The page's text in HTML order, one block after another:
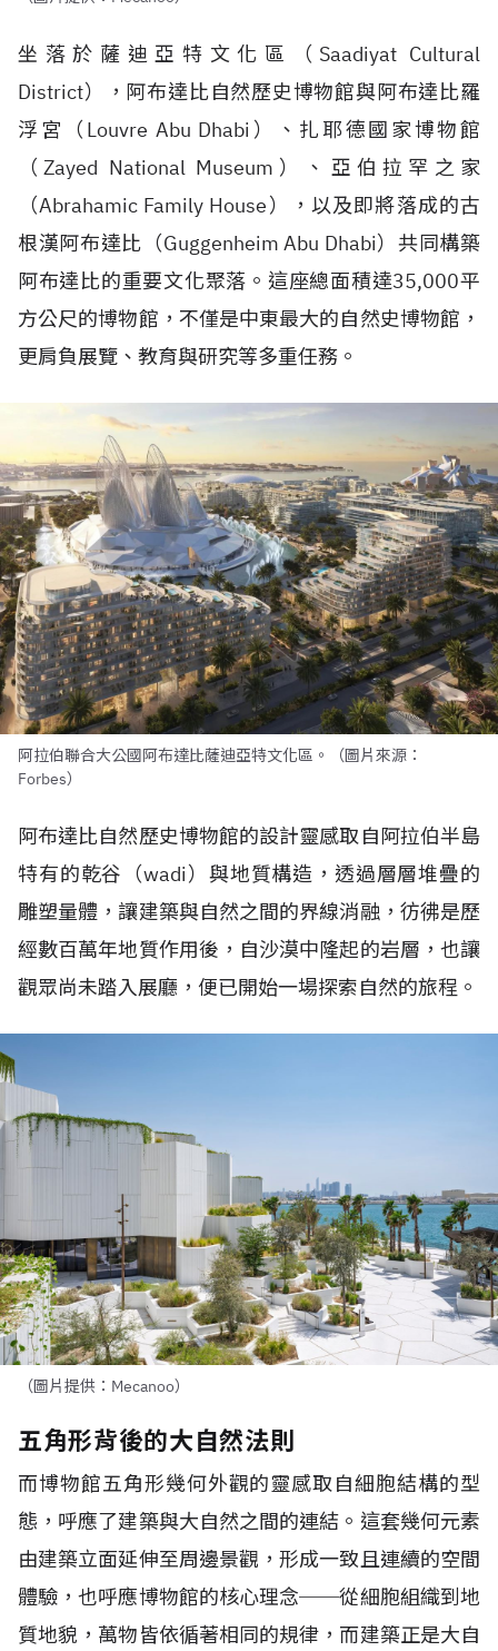
坐落於薩迪亞特文化區（ Saadiyat Cultural
District），阿布達比自然歷史博物館與阿布達比羅
浮宮（ Louvre Abu Dhabi ）、扎耶德國家博物館
（Zayed National Museum ）、亞伯拉罕之家
（Abrahamic Family House），以及即將落成的古
根漢阿布達比（Guggenheim Abu Dhabi）共同構築
阿布達比的重要文化聚落。這座總面積達35,000平
方公尺的博物館，不僅是中東最大的自然史博物館，
更肩負展覽、教育與研究等多重任務。
阿拉伯聯合大公國阿布達比薩迪亞特文化區。（圖片來源：
Forbes）
阿布達比自然歷史博物館的設計靈感取自阿拉伯半島
特有的乾谷（wadi）與地質構造，透過層層堆疊的
雕塑量體，讓建築與自然之間的界線消融，彷彿是歷
經數百萬年地質作用後，自沙漠中隆起的岩層，也讓
觀眾尚未踏入展廳，便已開始一場探索自然的旅程。
（圖片提供：Mecanoo）
五角形背後的大自然法則
而博物館五角形幾何外觀的靈感取自細胞結構的型
態，呼應了建築與大自然之間的連結。這套幾何元素
由建築立面延伸至周邊景觀，形成一致且連續的空間
體驗，也呼應博物館的核心理念──從細胞組織到地
質地貌，萬物皆依循著相同的規律，而建築正是大自